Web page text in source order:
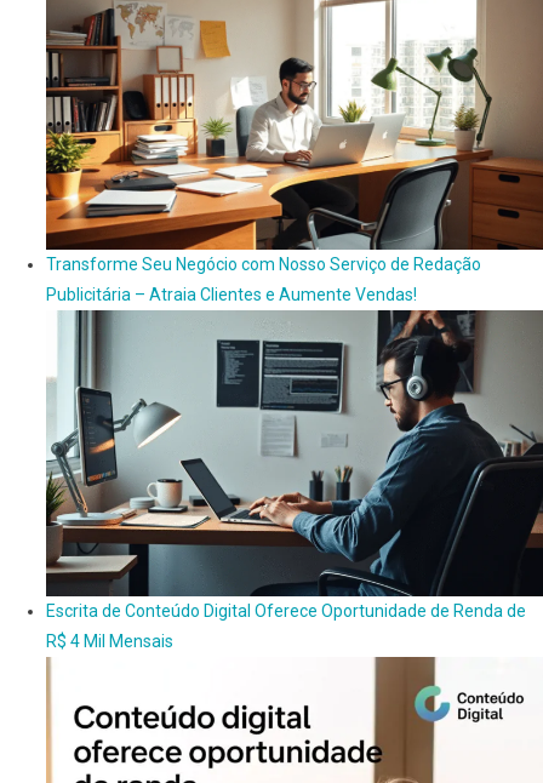
Transforme Seu Negócio com Nosso Serviço de Redação
Publicitária – Atraia Clientes e Aumente Vendas!
Escrita de Conteúdo Digital Oferece Oportunidade de Renda de
R$ 4 Mil Mensais